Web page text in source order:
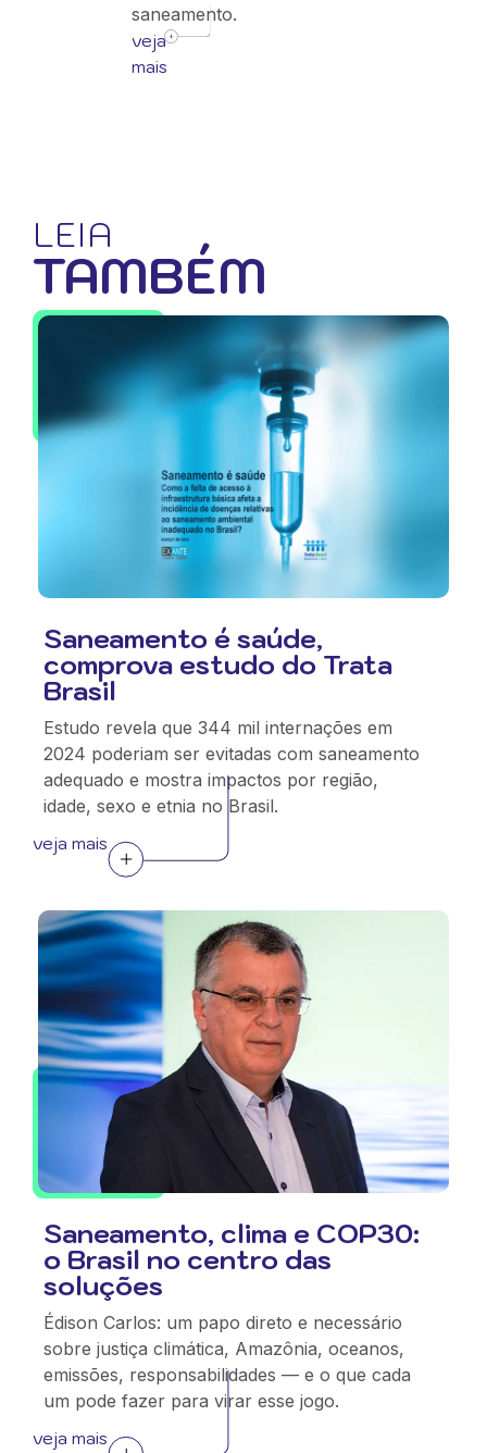
saneamento.
veja
mais
LEIA
TAMBÉM
Saneamento é saúde,
comprova estudo do Trata
Brasil
Estudo revela que 344 mil internações em
2024 poderiam ser evitadas com saneamento
adequado e mostra impactos por região,
idade, sexo e etnia no Brasil.
veja mais
Saneamento, clima e COP30:
o Brasil no centro das
soluções
Édison Carlos: um papo direto e necessário
sobre justiça climática, Amazônia, oceanos,
emissões, responsabilidades — e o que cada
um pode fazer para virar esse jogo.
veja mais